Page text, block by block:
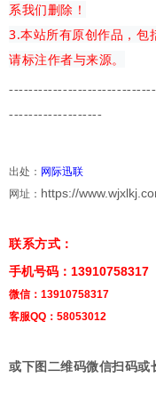
系我们删除！
3.本站所有原创作品，包
请标注作者与来源。
-------------
-------------------
出处： 网际迅联
网址： https://
联系方式：
手机号码：13910758317
微信：13910758317
客服QQ：58053012
或下图二维码微信扫码或